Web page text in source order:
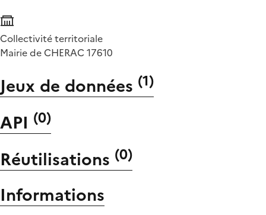
Collectivité territoriale
Mairie de CHERAC 17610
Jeux de données (1)
API (0)
Réutilisations (0)
Informations